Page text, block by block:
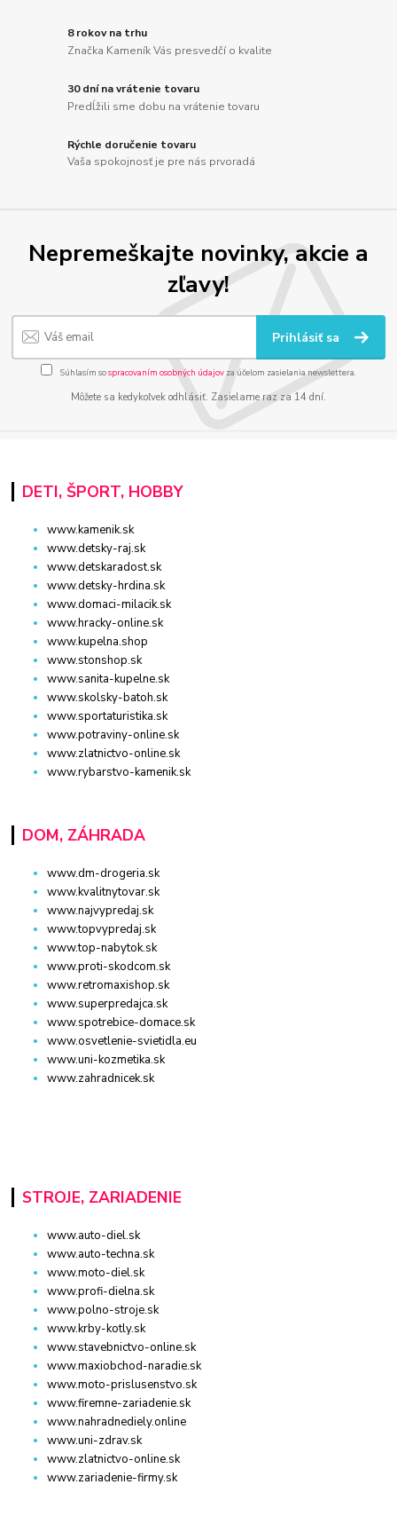
8 rokov na trhu
Značka Kameník Vás presvedčí o kvalite
30 dní na vrátenie tovaru
Predĺžili sme dobu na vrátenie tovaru
Rýchle doručenie tovaru
Vaša spokojnosť je pre nás prvoradá
Nepremeškajte novinky, akcie a
zľavy!
Prihlásiť sa
Súhlasím sospracovaním osobných údajov za účelom zasielania newslettera.
Môžete sa kedykoľvek odhlásiť. Zasielame raz za 14 dní.
DETI, ŠPORT, HOBBY
www.kamenik.sk
www.detsky-raj.sk
www.detskaradost.sk
www.detsky-hrdina.sk
www.domaci-milacik.sk
www.hracky-online.sk
www.kupelna.shop
www.stonshop.sk
www.sanita-kupelne.sk
www.skolsky-batoh.sk
www.sportaturistika.sk
www.potraviny-online.sk
www.zlatnictvo-online.sk
www.rybarstvo-kamenik.sk
DOM, ZÁHRADA
www.dm-drogeria.sk
www.kvalitnytovar.sk
www.najvypredaj.sk
www.topvypredaj.sk
www.top-nabytok.sk
www.proti-skodcom.sk
www.retromaxishop.sk
www.superpredajca.sk
www.spotrebice-domace.sk
www.osvetlenie-svietidla.eu
www.uni-kozmetika.sk
www.zahradnicek.sk
STROJE, ZARIADENIE
www.auto-diel.sk
www.auto-techna.sk
www.moto-diel.sk
www.profi-dielna.sk
www.polno-stroje.sk
www.krby-kotly.sk
www.stavebnictvo-online.sk
www.maxiobchod-naradie.sk
www.moto-prislusenstvo.sk
www.firemne-zariadenie.sk
www.nahradnediely.online
www.uni-zdrav.sk
www.zlatnictvo-online.sk
www.zariadenie-firmy.sk